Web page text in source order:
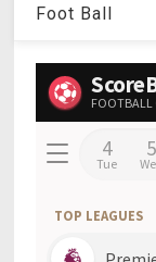
Foot Ball